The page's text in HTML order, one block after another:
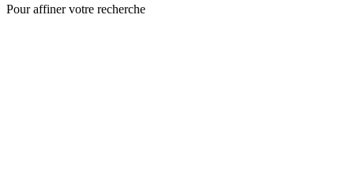
Pour affiner votre recherche